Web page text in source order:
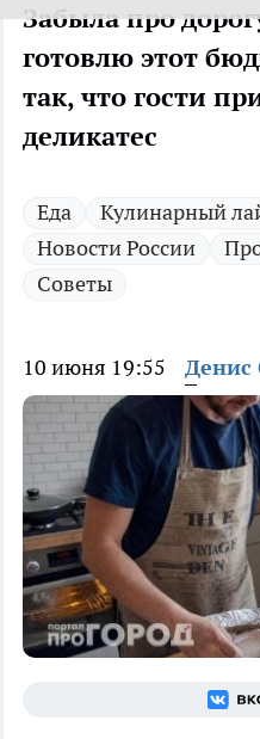
Забыла про
готовлю этот
так, что гости
деликатес
Еда
Кулинарный
Новости России
Советы
10 июня 19:55 Денис